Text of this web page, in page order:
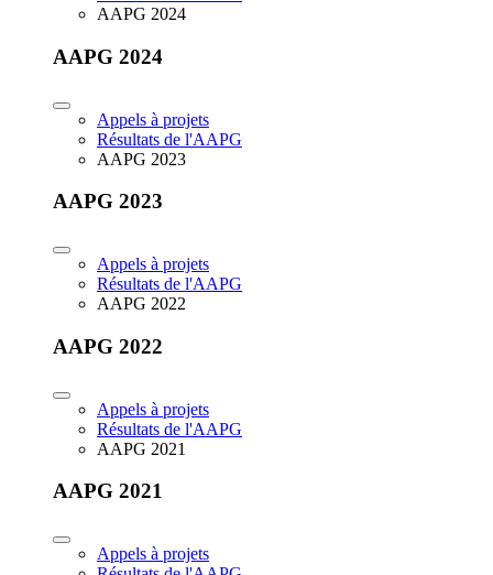
AAPG 2024
AAPG 2024
Appels à projets
Résultats de l'AAPG
AAPG 2023
AAPG 2023
Appels à projets
Résultats de l'AAPG
AAPG 2022
AAPG 2022
Appels à projets
Résultats de l'AAPG
AAPG 2021
AAPG 2021
Appels à projets